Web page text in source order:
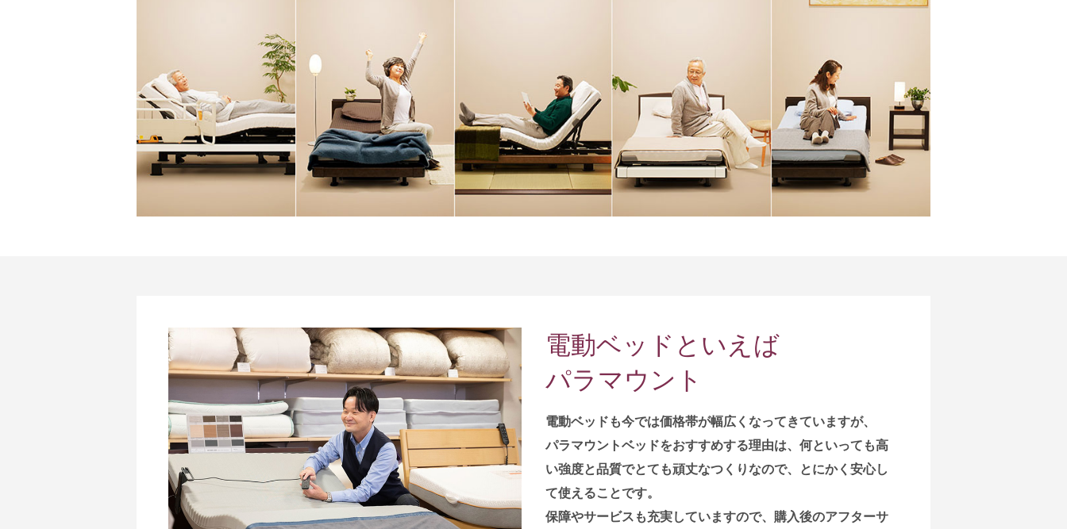
電動ベッドといえば
パラマウント
電動ベッドも今では価格帯が幅広くなってきていますが、
パラマウントベッドをおすすめする理由は、何といっても高
い強度と品質でとても頑丈なつくりなので、とにかく安心し
て使えることです。
保障やサービスも充実していますので、購入後のアフターサ